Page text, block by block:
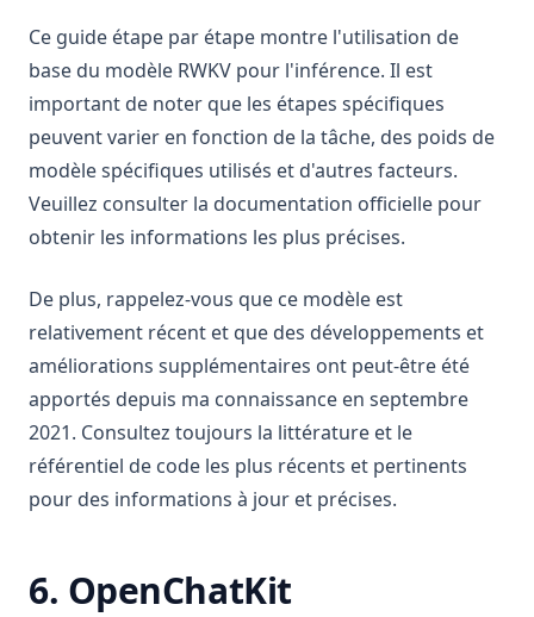
Ce guide étape par étape montre l'utilisation de
base du modèle RWKV pour l'inférence. Il est
important de noter que les étapes spécifiques
peuvent varier en fonction de la tâche, des poids de
modèle spécifiques utilisés et d'autres facteurs.
Veuillez consulter la documentation officielle pour
obtenir les informations les plus précises.
De plus, rappelez-vous que ce modèle est
relativement récent et que des développements et
améliorations supplémentaires ont peut-être été
apportés depuis ma connaissance en septembre
2021. Consultez toujours la littérature et le
référentiel de code les plus récents et pertinents
pour des informations à jour et précises.
6. OpenChatKit